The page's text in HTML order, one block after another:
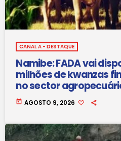
CANAL A - DESTAQUE
Namibe: FADA vai
milhões de kwanzas
no sector
today AGOSTO 9, 2026